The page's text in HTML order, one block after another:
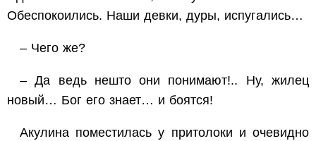
Обеспокоились. Наши девки, дуры, испугались…
– Чего же?
– Да ведь нешто они понимают!.. Ну, жилец
новый… Бог его знает… и боятся!
Акулина поместилась у притолоки и очевидно